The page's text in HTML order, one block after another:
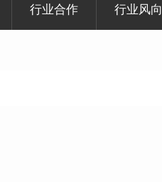
行业合作 行业风向